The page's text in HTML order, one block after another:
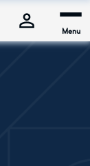
Menu